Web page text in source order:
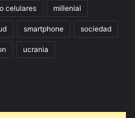
celulares millenial
smartphone sociedad
ucrania